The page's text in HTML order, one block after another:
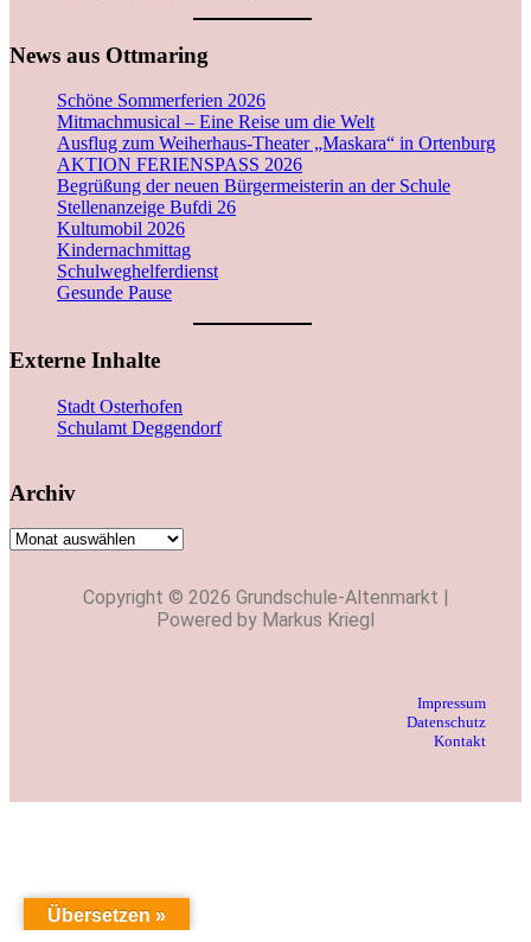
News aus Ottmaring
Schöne Sommerferien 2026
Mitmachmusical – Eine Reise um die Welt
Ausflug zum Weiherhaus-Theater „Maskara“ in Ortenburg
AKTION FERIENSPASS 2026
Begrüßung der neuen Bürgermeisterin an der Schule
Stellenanzeige Bufdi 26
Kultumobil 2026
Kindernachmittag
Schulweghelferdienst
Gesunde Pause
Externe Inhalte
Stadt Osterhofen
Schulamt Deggendorf
Archiv
Copyright © 2026 Grundschule-Altenmarkt |
Powered by Markus Kriegl
Impressum
Datenschutz
Kontakt
Übersetzen »